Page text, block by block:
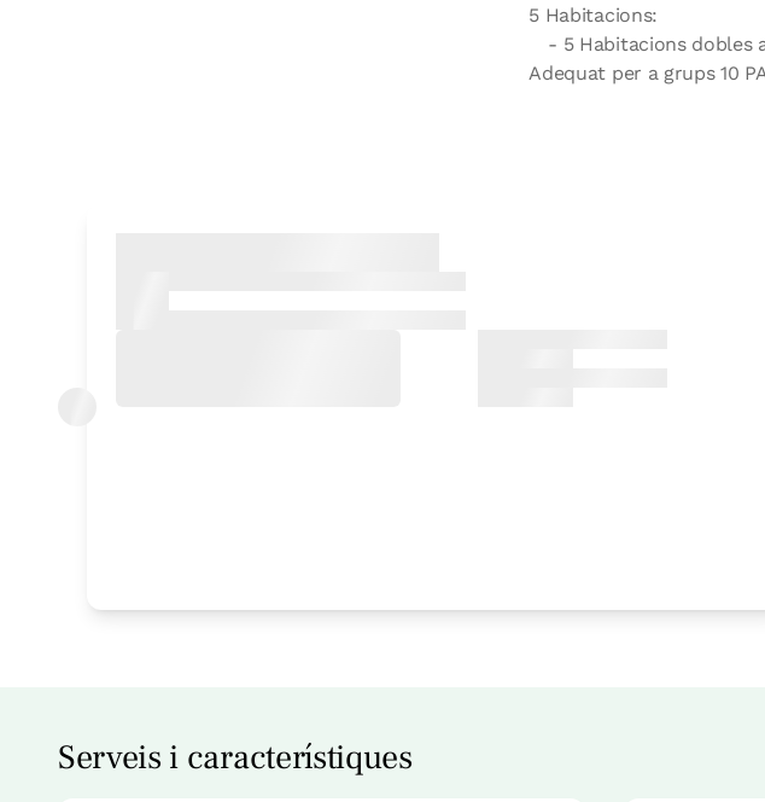
5 Habitacions:
- 5 Habitacions dobles
Adequat per a grups 10
Serveis i característiques